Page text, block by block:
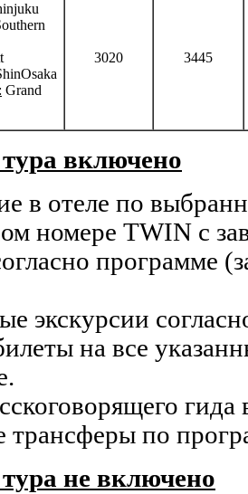
Grand
3020 3445
включено
в отеле по
номере TWIN с
программе
экскурсии
на все
гида
трансферы по
не включено